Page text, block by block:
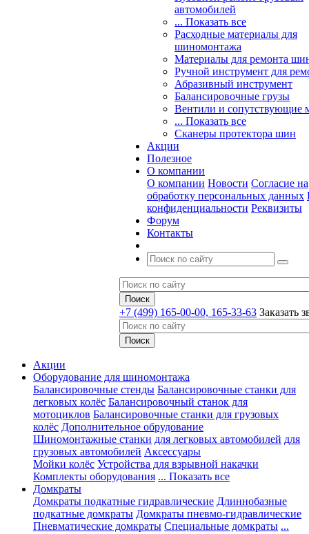
автомобилей
... Показать все
Расходные материалы для
шиномонтажа
Материалы для ремонта
Ручной инструмент для
Абразивный инструмент
Балансировочные грузы
Вентили и сопутствующие
... Показать все
Сканеры протектора шин
Акции
Полезное
О компании
О компании Новости Согласие на
обработку персональных данных
конфиденциальности Реквизиты
Форум
Контакты
+7 (499) 165-00-00, 165-33-63 Заказать
Акции
Оборудование для шиномонтажа
Балансировочные стенды Балансировочные станки для
легковых колёс Балансировочный станок для
мотоциклов Балансировочные станки для грузовых
колёс Дополнительное обрудование
Шиномонтажные станки для легковых автомобилей для
грузовых автомобилей Аксессуары
Мойки колёс Устройства для взрывной накачки
Комплекты оборудования ... Показать все
Домкраты
Домкраты подкатные гидравлические Длиннобазные
подкатные домкраты Домкраты пневмо-гидравлические
Пневматические домкраты Специальные домкраты ...